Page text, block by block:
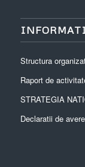
Structura
Raport de
STRATEGIA
Declaratii de